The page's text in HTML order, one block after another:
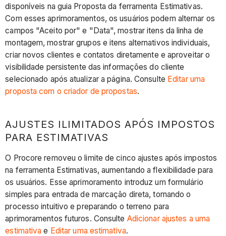
disponíveis na guia Proposta da ferramenta Estimativas.
Com esses aprimoramentos, os usuários podem alternar os
campos "Aceito por" e "Data", mostrar itens da linha de
montagem, mostrar grupos e itens alternativos individuais,
criar novos clientes e contatos diretamente e aproveitar o
visibilidade persistente das informações do cliente
selecionado após atualizar a página. Consulte Editar uma
proposta com o criador de propostas.
AJUSTES ILIMITADOS APÓS IMPOSTOS
PARA ESTIMATIVAS
O Procore removeu o limite de cinco ajustes após impostos
na ferramenta Estimativas, aumentando a flexibilidade para
os usuários. Esse aprimoramento introduz um formulário
simples para entrada de marcação direta, tornando o
processo intuitivo e preparando o terreno para
aprimoramentos futuros. Consulte Adicionar ajustes a uma
estimativa e Editar uma estimativa.